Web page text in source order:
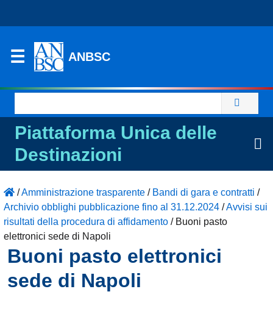
ANBSC
per:
Piattaforma Unica delle
Destinazioni
/Amministrazione trasparente / Bandi di gara e contratti /
Archivio obblighi pubblicazione fino al 31.12.2024 /Avvisi sui
risultati della procedura di affidamento / Buoni pasto
elettronici sede di Napoli
Buoni pasto elettronici
sede di Napoli